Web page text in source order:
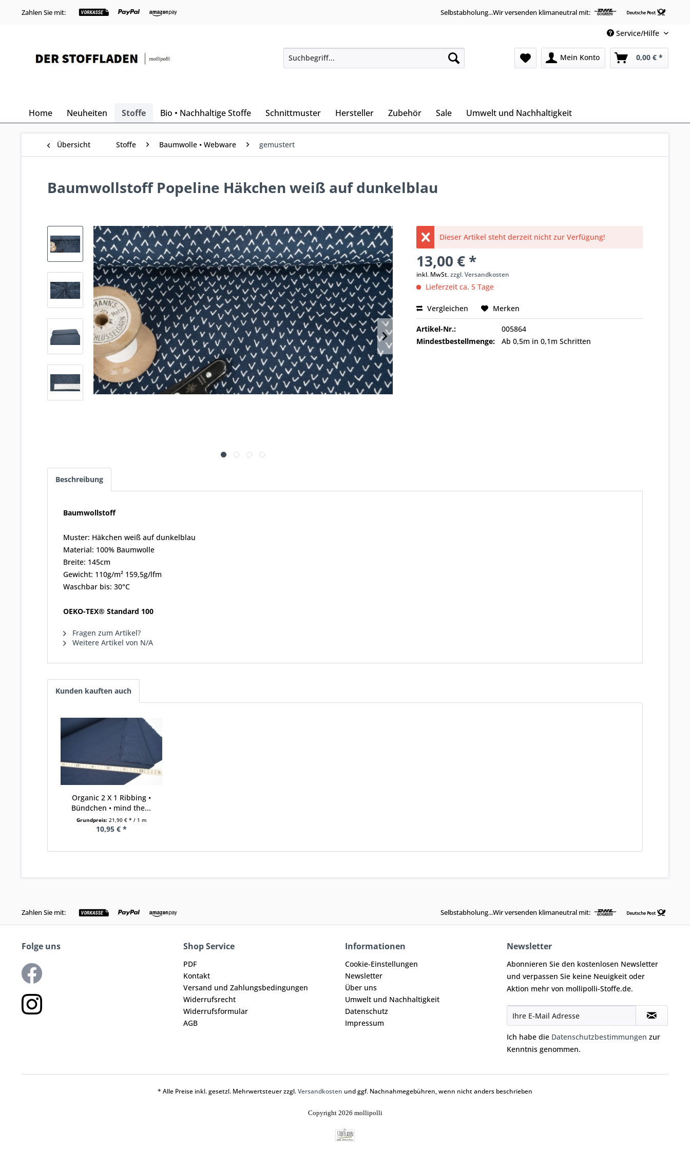
Zahlen Sie mit: Selbstabholung...Wir versenden klimaneutral mit:
Service/Hilfe
Mein Konto 0,00 € *
Home Neuheiten Stoffe Bio • Nachhaltige Stoffe Schnittmuster Hersteller Zubehör Sale Umwelt und Nachhaltigkeit
Übersicht Stoffe Baumwolle • Webware gemustert
Baumwollstoff Popeline Häkchen weiß auf dunkelblau
Dieser Artikel steht derzeit nicht zur Verfügung!
13,00 € *
inkl. MwSt.zzgl. Versandkosten
Lieferzeit ca. 5 Tage
Vergleichen Merken
Artikel-Nr.:
005864
Mindestbestellmenge:
Ab 0,5m in 0,1m Schritten
Beschreibung
Baumwollstoff
Muster: Häkchen weiß auf dunkelblau
Material: 100% Baumwolle
Breite: 145cm
Gewicht: 110g/m² 159,5g/lfm
Waschbar bis: 30°C
OEKO-TEX® Standard 100
Fragen zum Artikel?
Weitere Artikel von N/A
Kunden kauften auch
Organic 2 X 1 Ribbing •
Bündchen • mind the...
Grundpreis: 21,90 € * / 1 m
10,95 € *
Zahlen Sie mit: Selbstabholung...Wir versenden klimaneutral mit:
Folge uns Shop Service
PDF
Kontakt
Versand und Zahlungsbedingungen
Widerrufsrecht
Widerrufsformular
AGB
Informationen
Cookie-Einstellungen
Newsletter
Über uns
Umwelt und Nachhaltigkeit
Datenschutz
Impressum
Newsletter
Abonnieren Sie den kostenlosen Newsletter
und verpassen Sie keine Neuigkeit oder
Aktion mehr von mollipolli-Stoffe.de.
Ich habe die Datenschutzbestimmungen zur
Kenntnis genommen.
* Alle Preise inkl. gesetzl. Mehrwertsteuer zzgl.Versandkosten und ggf. Nachnahmegebühren, wenn nicht anders beschrieben
Copyright 2026 mollipolli